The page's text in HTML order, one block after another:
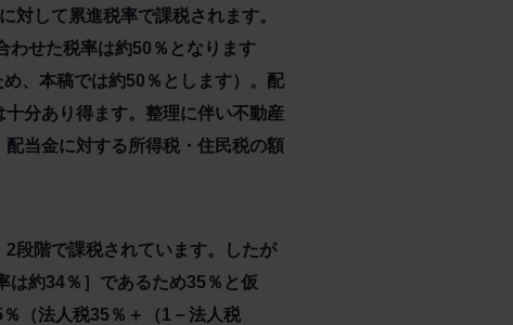
対して累進税率で課税されます。
わせた税率は約50％となります
、本稿では約50％とします）。配
分あり得ます。整理に伴い不動産
当金に対する所得税・住民税の額
段階で課税されています。したが
は約34％］であるため35％と仮
（法人税35％＋（1－法人税